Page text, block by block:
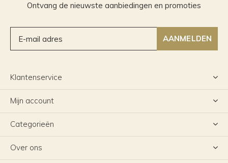
Ontvang de nieuwste aanbiedingen en promoties
AANMELDEN
Klantenservice
Mijn account
Categorieën
Over ons